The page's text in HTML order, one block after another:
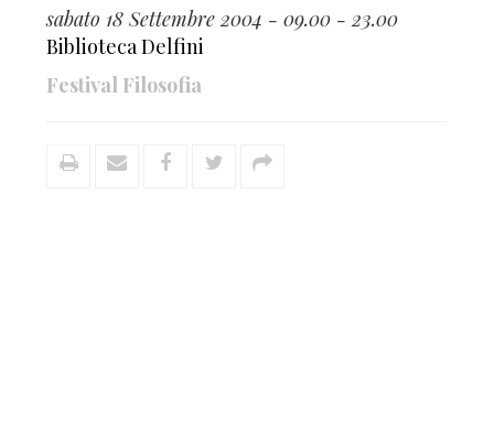
sabato 18 Settembre 2004 - 09.00 - 23.00
Biblioteca Delfini
Festival Filosofia